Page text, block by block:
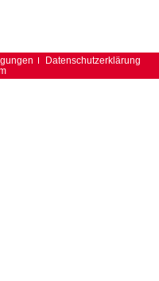
Datenschutzerklärung